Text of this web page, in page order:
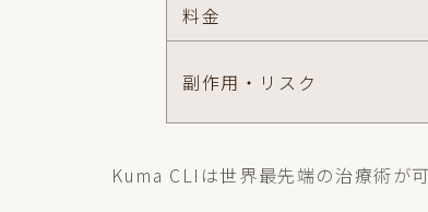
料金
副作用・リスク
Kuma CLIは世界最先端の治療術が